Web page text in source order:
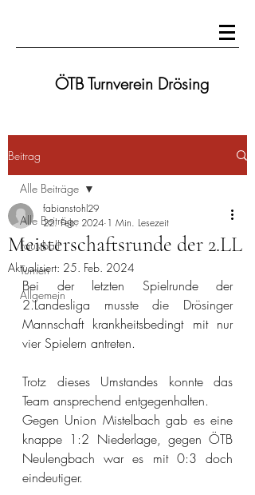
ÖTB Turnverein Drösing
Beitrag
Alle Beiträge
Faustball
Turnen
Allgemein
Alle Beiträge
Meisterschaftsrunde der 2.LL
fabianstohl29
22. Feb. 2024 1 Min. Lesezeit
Aktualisiert: 25. Feb. 2024
Bei der letzten Spielrunde der
2.Landesliga musste die Drösinger
Mannschaft krankheitsbedingt mit nur
vier Spielern antreten.
Trotz dieses Umstandes konnte das
Team ansprechend entgegenhalten.
Gegen Union Mistelbach gab es eine
knappe 1:2 Niederlage, gegen ÖTB
Neulengbach war es mit 0:3 doch
eindeutiger.